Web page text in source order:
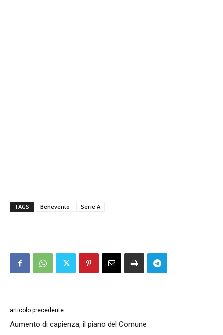
TAGS Benevento Serie A
articolo precedente
Aumento di capienza, il piano del Comune